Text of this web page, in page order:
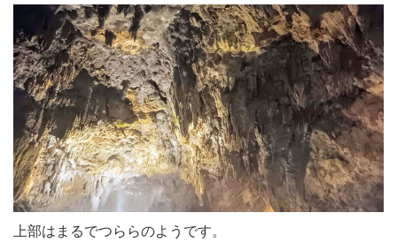
上部はまるでつららのようです。